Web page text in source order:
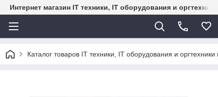
Интернет магазин IT техники, IT оборудования и
Каталог товаров IT техники, IT оборудования и